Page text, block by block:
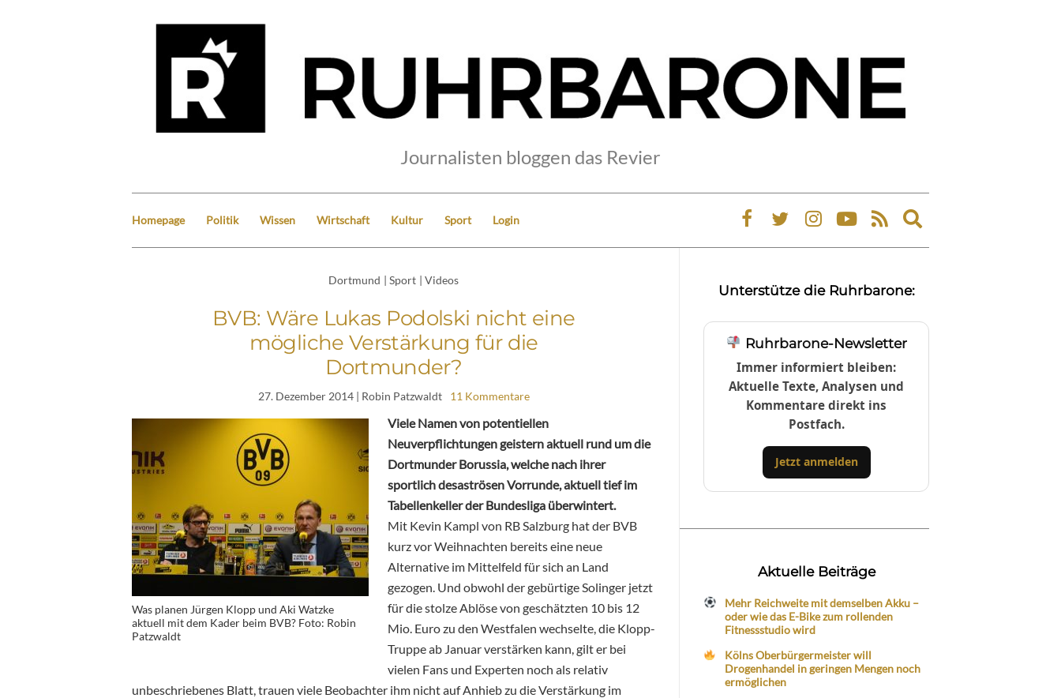
Journalisten bloggen das Revier
Homepage Politik Wissen Wirtschaft Kultur Sport Login
Expand
search
Dortmund | Sport | Videos
BVB: Wäre Lukas Podolski nicht eine
mögliche Verstärkung für die
Dortmunder?
27. Dezember 2014| Robin Patzwaldt 11 Kommentare
Was planen Jürgen Klopp und Aki Watzke
aktuell mit dem Kader beim BVB? Foto: Robin
Patzwaldt
Viele Namen von potentiellen
Neuverpflichtungen geistern aktuell rund um die
Dortmunder Borussia, welche nach ihrer
sportlich desaströsen Vorrunde, aktuell tief im
Tabellenkeller der Bundesliga überwintert.
Mit Kevin Kampl von RB Salzburg hat der BVB
kurz vor Weihnachten bereits eine neue
Alternative im Mittelfeld für sich an Land
gezogen. Und obwohl der gebürtige Solinger jetzt
für die stolze Ablöse von geschätzten 10 bis 12
Mio. Euro zu den Westfalen wechselte, die Klopp-
Truppe ab Januar verstärken kann, gilt er bei
vielen Fans und Experten noch als relativ
unbeschriebenes Blatt, trauen viele Beobachter ihm nicht auf Anhieb zu die Verstärkung im
Unterstütze die Ruhrbarone:
Ruhrbarone-Newsletter
Immer informiert bleiben:
Aktuelle Texte, Analysen und
Kommentare direkt ins
Postfach.
Jetzt anmelden
Aktuelle Beiträge
Mehr Reichweite mit demselben Akku –
oder wie das E-Bike zum rollenden
Fitnessstudio wird
Kölns Oberbürgermeister will
Drogenhandel in geringen Mengen noch
ermöglichen